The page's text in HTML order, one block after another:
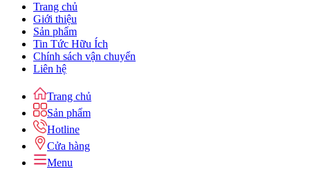
Trang chủ
Giới thiệu
Sản phẩm
Tin Tức Hữu Ích
Chính sách vận chuyển
Liên hệ
Trang chủ
Sản phẩm
Hotline
Cửa hàng
Menu